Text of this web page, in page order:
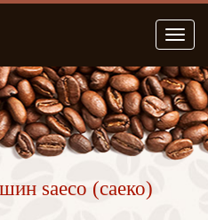
Меню
saeco (саеко)